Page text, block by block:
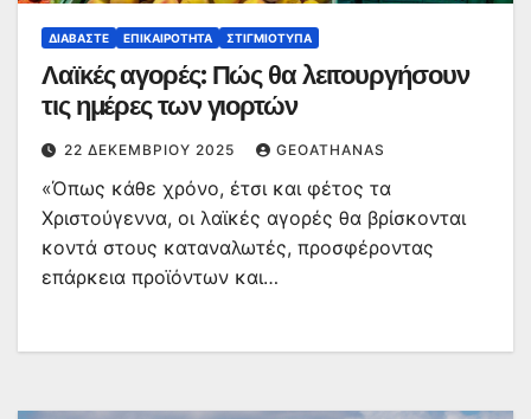
ΔΙΑΒΆΣΤΕ ΕΠΙΚΑΙΡΌΤΗΤΑ ΣΤΙΓΜΙΌΤΥΠΑ
Λαϊκές αγορές: Πώς θα λειτουργήσουν
τις ημέρες των γιορτών
22 ΔΕΚΕΜΒΡΊΟΥ 2025 GEOATHANAS
«Όπως κάθε χρόνο, έτσι και φέτος τα
Χριστούγεννα, οι λαϊκές αγορές θα βρίσκονται
κοντά στους καταναλωτές, προσφέροντας
επάρκεια προϊόντων και…